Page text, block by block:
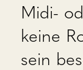
Midi-
keine
sein